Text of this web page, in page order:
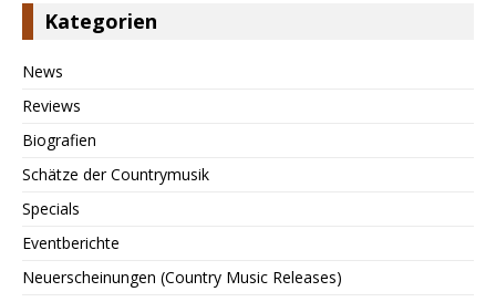
Kategorien
News
Reviews
Biografien
Schätze der Countrymusik
Specials
Eventberichte
Neuerscheinungen (Country Music Releases)